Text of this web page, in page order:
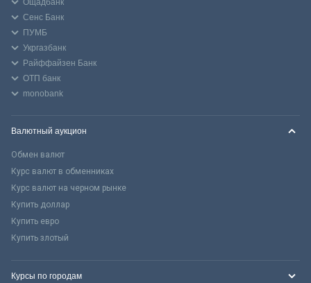
Ощадбанк
Сенс Банк
ПУМБ
Укргазбанк
Райффайзен Банк
ОТП банк
monobank
Валютный аукцион
Обмен валют
Курс валют в обменниках
Курс валют на черном рынке
Купить доллар
Купить евро
Купить злотый
Курсы по городам